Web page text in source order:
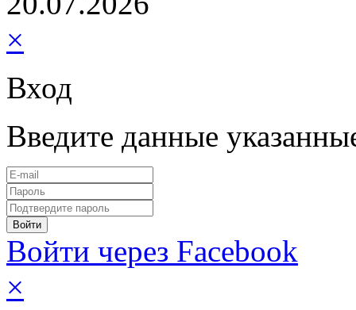
×
Вход
Введите данные
Войти через Facebook
×